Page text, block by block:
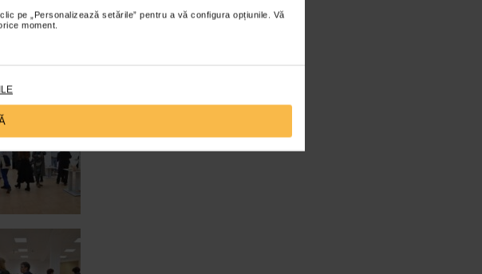
pe „Personalizează setările” pentru a vă configura opțiunile. Vă
moment.